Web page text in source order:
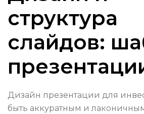
структура
слайдов:
Дизайн презентации для
быть аккуратным и